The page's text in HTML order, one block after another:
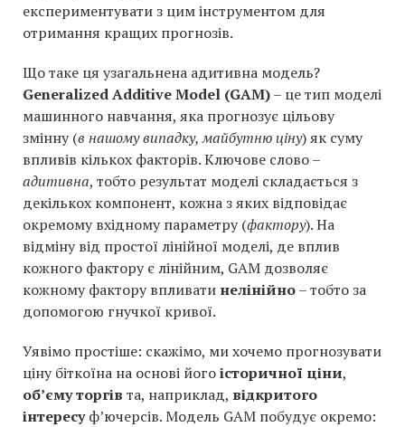
експериментувати з цим інструментом для
отримання кращих прогнозів.
Що таке ця узагальнена адитивна модель?
Generalized Additive Model (GAM)– це тип моделі
машинного навчання, яка прогнозує цільову
змінну (в нашому випадку, майбутню ціну) як суму
впливів кількох факторів. Ключове слово –
адитивна, тобто результат моделі складається з
декількох компонент, кожна з яких відповідає
окремому вхідному параметру (фактору). На
відміну від простої лінійної моделі, де вплив
кожного фактору є лінійним, GAM дозволяє
кожному фактору впливати нелінійно– тобто за
допомогою гнучкої кривої.
Уявімо простіше: скажімо, ми хочемо прогнозувати
ціну біткоїна на основі йогоісторичної ціни,
об’єму торгів та, наприклад, відкритого
інтересуф’ючерсів. Модель GAM побудує окремо: